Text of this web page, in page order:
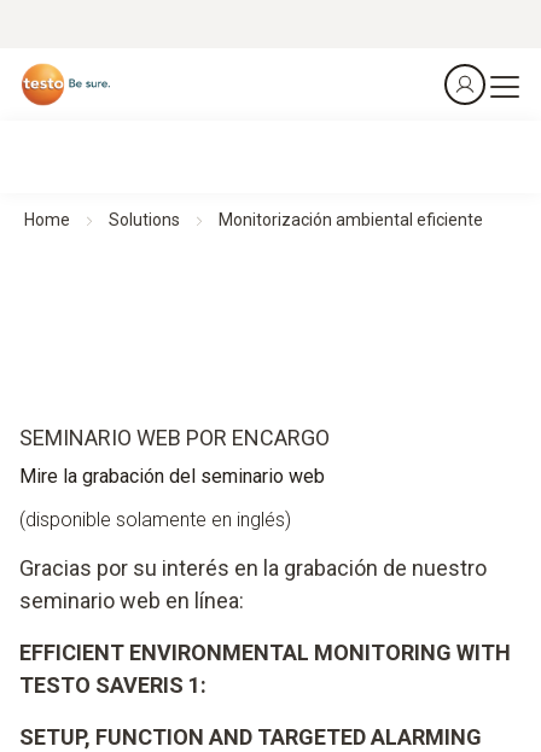
Home Solutions Monitorización ambiental eficiente
SEMINARIO WEB POR ENCARGO
Mire la grabación del seminario web
(disponible solamente en inglés)
Gracias por su interés en la grabación de nuestro
seminario web en línea:
EFFICIENT ENVIRONMENTAL MONITORING WITH
TESTO SAVERIS 1:
SETUP, FUNCTION AND TARGETED ALARMING